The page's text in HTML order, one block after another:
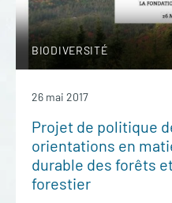
BIODIVERSITÉ
26 mai 2017
Projet de politique
orientations en
durable des forêts
forestier